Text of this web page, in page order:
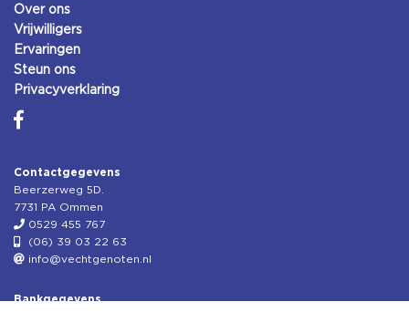
Over ons
Vrijwilligers
Ervaringen
Steun ons
Privacyverklaring
Contactgegevens
Beerzerweg 5D.
7731 PA Ommen
0529 455 767
(06) 39 03 22 63
info@vechtgenoten.nl
Bankgegevens